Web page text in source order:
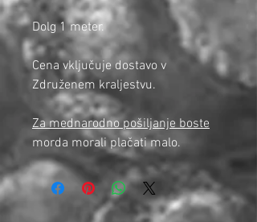
Dolg 1 meter.
Cena vključuje dostavo v
Združenem kraljestvu.
Za mednarodno pošiljanje boste
morda morali plačati malo.